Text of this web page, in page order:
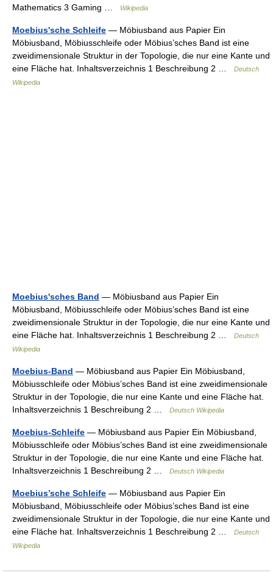
Mathematics 3 Gaming …
Wikipedia
Moebius'sche Schleife — Möbiusband aus Papier Ein
Möbiusband, Möbiusschleife oder Möbius’sches Band ist eine
zweidimensionale Struktur in der Topologie, die nur eine Kante und
eine Fläche hat. Inhaltsverzeichnis 1 Beschreibung 2 …
Deutsch
Wikipedia
Moebius'sches Band — Möbiusband aus Papier Ein
Möbiusband, Möbiusschleife oder Möbius’sches Band ist eine
zweidimensionale Struktur in der Topologie, die nur eine Kante und
eine Fläche hat. Inhaltsverzeichnis 1 Beschreibung 2 …
Deutsch
Wikipedia
Moebius-Band — Möbiusband aus Papier Ein Möbiusband,
Möbiusschleife oder Möbius’sches Band ist eine zweidimensionale
Struktur in der Topologie, die nur eine Kante und eine Fläche hat.
Inhaltsverzeichnis 1 Beschreibung 2 …
Deutsch Wikipedia
Moebius-Schleife — Möbiusband aus Papier Ein Möbiusband,
Möbiusschleife oder Möbius’sches Band ist eine zweidimensionale
Struktur in der Topologie, die nur eine Kante und eine Fläche hat.
Inhaltsverzeichnis 1 Beschreibung 2 …
Deutsch Wikipedia
Moebius’sche Schleife — Möbiusband aus Papier Ein
Möbiusband, Möbiusschleife oder Möbius’sches Band ist eine
zweidimensionale Struktur in der Topologie, die nur eine Kante und
eine Fläche hat. Inhaltsverzeichnis 1 Beschreibung 2 …
Deutsch
Wikipedia